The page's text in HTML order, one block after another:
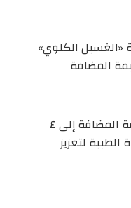
«الغسيل الكلوي»
المضافة
زيادة مدة تعليق أداء ضريبة القيمة المضافة إلى ٤
لتعزيز